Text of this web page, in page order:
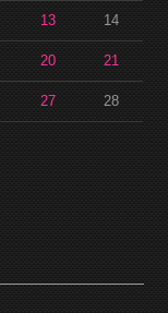
13 14
20 21
27 28